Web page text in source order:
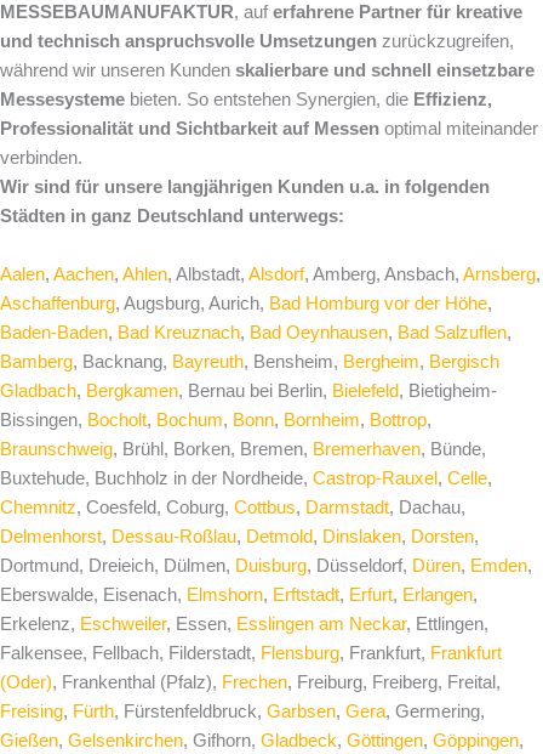
MESSEBAUMANUFAKTUR, auf erfahrene Partner für kreative
und technisch anspruchsvolle Umsetzungen zurückzugreifen,
während wir unseren Kunden skalierbare und schnell einsetzbare
Messesysteme bieten. So entstehen Synergien, die Effizienz,
Professionalität und Sichtbarkeit auf Messen optimal miteinander
verbinden.
Wir sind für unsere langjährigen Kunden u.a. in folgenden
Städten in ganz Deutschland unterwegs:
Aalen, Aachen, Ahlen, Albstadt, Alsdorf, Amberg, Ansbach, Arnsberg,
Aschaffenburg, Augsburg, Aurich, Bad Homburg vor der Höhe,
Baden-Baden, Bad Kreuznach, Bad Oeynhausen, Bad Salzuflen,
Bamberg, Backnang, Bayreuth, Bensheim, Bergheim, Bergisch
Gladbach, Bergkamen, Bernau bei Berlin, Bielefeld, Bietigheim-
Bissingen, Bocholt, Bochum, Bonn, Bornheim, Bottrop,
Braunschweig, Brühl, Borken, Bremen, Bremerhaven, Bünde,
Buxtehude, Buchholz in der Nordheide, Castrop-Rauxel, Celle,
Chemnitz, Coesfeld, Coburg, Cottbus, Darmstadt, Dachau,
Delmenhorst, Dessau-Roßlau, Detmold, Dinslaken, Dorsten,
Dortmund, Dreieich, Dülmen, Duisburg, Düsseldorf, Düren, Emden,
Eberswalde, Eisenach, Elmshorn, Erftstadt, Erfurt, Erlangen,
Erkelenz, Eschweiler, Essen, Esslingen am Neckar, Ettlingen,
Falkensee, Fellbach, Filderstadt, Flensburg, Frankfurt, Frankfurt
(Oder), Frankenthal (Pfalz), Frechen, Freiburg, Freiberg, Freital,
Freising, Fürth, Fürstenfeldbruck, Garbsen, Gera, Germering,
Gießen, Gelsenkirchen, Gifhorn, Gladbeck, Göttingen, Göppingen,